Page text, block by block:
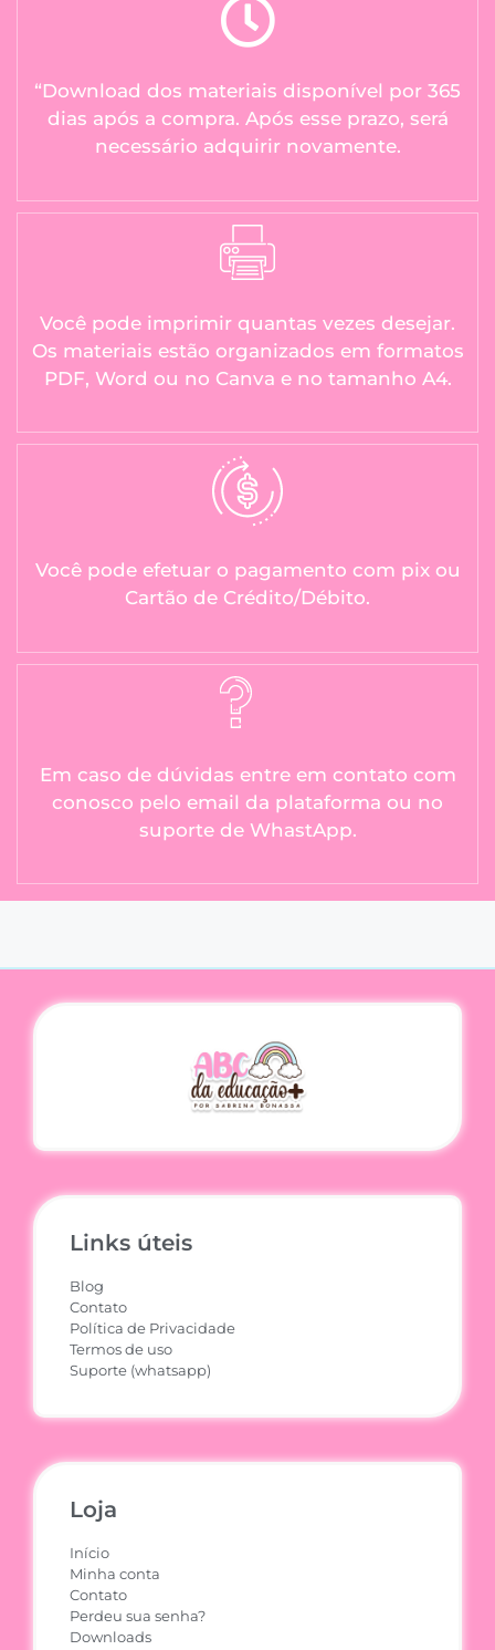
“Download dos materiais disponível por 365
dias após a compra. Após esse prazo, será
necessário adquirir novamente.
Você pode imprimir quantas vezes desejar.
Os materiais estão organizados em formatos
PDF, Word ou no Canva e no tamanho A4.
Você pode efetuar o pagamento com pix ou
Cartão de Crédito/Débito.
Em caso de dúvidas entre em contato com
conosco pelo email da plataforma ou no
suporte de WhastApp.
Links úteis
Blog
Contato
Política de Privacidade
Termos de uso
Suporte (whatsapp)
Loja
Início
Minha conta
Contato
Perdeu sua senha?
Downloads